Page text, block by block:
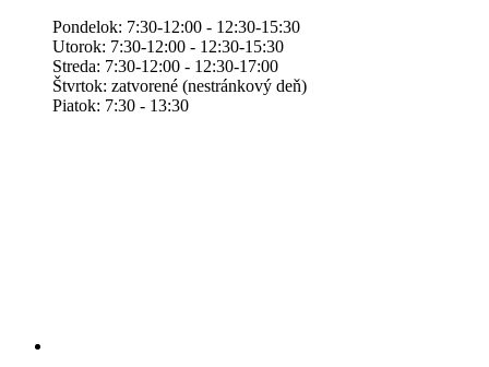
Pondelok: 7:30-12:00 - 12:30-15:30
Utorok: 7:30-12:00 - 12:30-15:30
Streda: 7:30-12:00 - 12:30-17:00
Štvrtok: zatvorené (nestránkový deň)
Piatok: 7:30 - 13:30